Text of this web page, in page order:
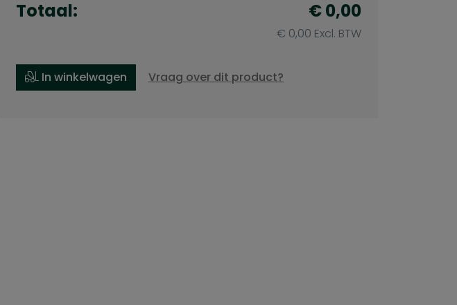
Totaal: € 0,00
€ 0,00 Excl. BTW
In winkelwagen Vraag over dit product?